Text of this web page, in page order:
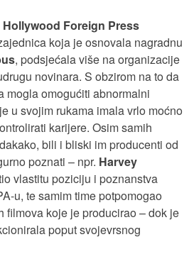
Hollywood Foreign Press
koja je osnovala nagradnu
, podsjećala više na organizacije
novinara. S obzirom na to da
mogla omogućiti abnormalni
u svojim rukama imala vrlo moćno
karijere. Osim samih
bili i bliski im producenti od
poznati – npr. Harvey
vlastitu poziciju i poznanstva
u, te samim time potpomogao
filmova koje je producirao – dok je
poput svojevrsnog